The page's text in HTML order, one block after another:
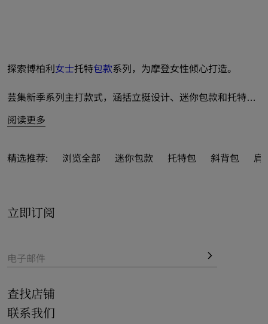
探索博柏利女士托特包款系列，为摩登女性倾心打造。
芸集新季系列主打款式，涵括立挺设计、迷你包款和托特包
典藏传统。标志性 Burberry 格纹碰撞多彩色调，以鲜尚之
推出小号和中号棉质帆布托特包，搭配大号皮革包款，以多
阅读更多
精选推荐: 浏览全部 迷你包款 托特包 斜背包 肩
立即订阅
电子邮件
查找店铺
联系我们